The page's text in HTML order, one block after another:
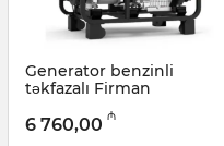
Generator benzinli
təkfazalı Firman
Artikul: 022001030
6 760,00 ₼